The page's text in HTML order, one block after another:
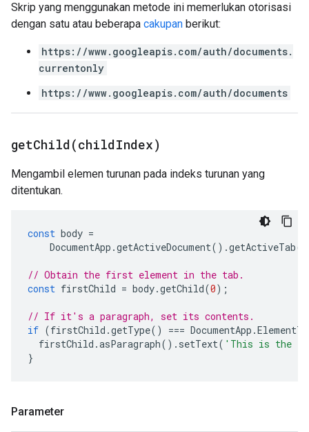
Skrip yang menggunakan metode ini memerlukan otorisasi
dengan satu atau beberapa cakupan berikut:
https://www.googleapis.com/auth/documents.
currentonly
https://www.googleapis.com/auth/documents
getChild(childIndex)
Mengambil elemen turunan pada indeks turunan yang
ditentukan.
const body =
DocumentApp .getActiveDocument().getActiveTab
// Obtain the first element in the tab.
const firstChild = body.getChild(0);
// If it's a paragraph, set its contents.
if (firstChild .getType() === DocumentApp .
firstChild .asParagraph(). setText( 'This is the
}
Parameter